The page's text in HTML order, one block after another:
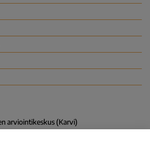
arviointikeskus (Karvi)